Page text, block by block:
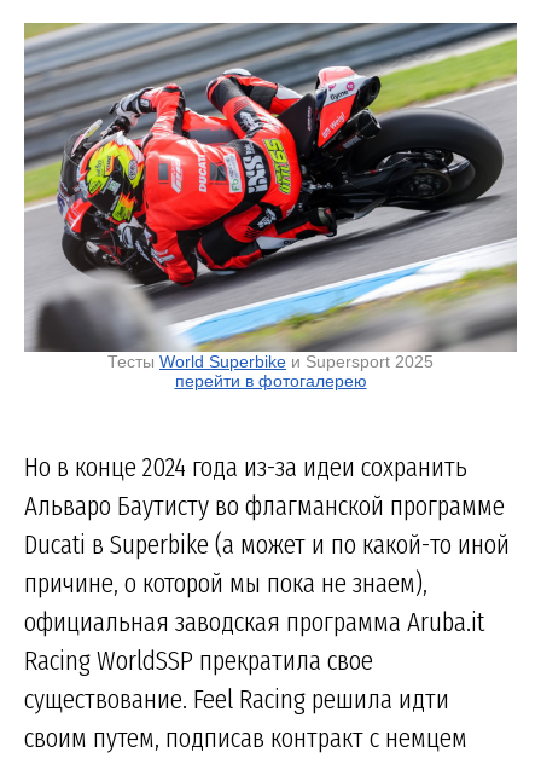
Тесты World Superbike и Supersport 2025
перейти в фотогалерею
Но в конце 2024 года из-за идеи сохранить
Альваро Баутисту во флагманской программе
Ducati в Superbike (а может и по какой-то иной
причине, о которой мы пока не знаем),
официальная заводская программа Aruba.it
Racing WorldSSP прекратила свое
существование. Feel Racing решила идти
своим путем, подписав контракт с немцем